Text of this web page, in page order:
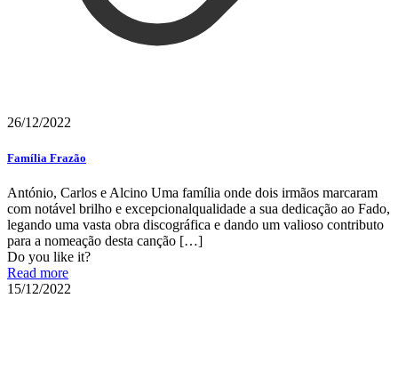
26/12/2022
Família Frazão
António, Carlos e Alcino Uma família onde dois irmãos marcaram
com notável brilho e excepcionalqualidade a sua dedicação ao Fado,
legando uma vasta obra discográfica e dando um valioso contributo
para a nomeação desta canção […]
Do you like it?
Read more
15/12/2022